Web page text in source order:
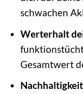
schwachen
Werterhalt
Gesamtwert